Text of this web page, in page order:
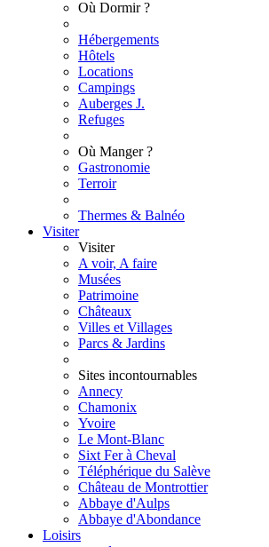
Où Dormir ?
Hébergements
Hôtels
Locations
Campings
Auberges J.
Refuges
Où Manger ?
Gastronomie
Terroir
Thermes & Balnéo
Visiter
Visiter
A voir, A faire
Musées
Patrimoine
Châteaux
Villes et Villages
Parcs & Jardins
Sites incontournables
Annecy
Chamonix
Yvoire
Le Mont-Blanc
Sixt Fer à Cheval
Téléphérique du Salève
Château de Montrottier
Abbaye d'Aulps
Abbaye d'Abondance
Loisirs